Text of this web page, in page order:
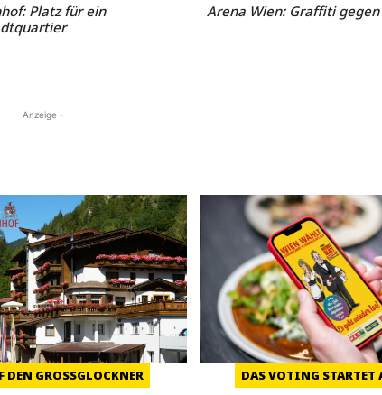
Platz für ein
Arena Wien: Graffiti
- Anzeige -
DEN GROSSGLOCKNER DAS VOTING STARTET